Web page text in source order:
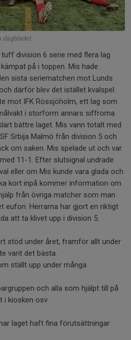
dagbladet
division 6 serie med flera lag
på i toppen. Mis hade
sista seriematchen mot Lunds
därför blev det istället kvalspel.
mot IFK Rössjöholm, ett lag som
i storform annars siffrorna
bättre laget. Mis vann totalt med
Srbija Malmö från division 5 och
om saken. Mis spelade ut och var
11-1. Efter slutsignal undrade
eller om Mis kunde vara glada och
kort inpå kommer information om
från övriga matcher som man
eufori. Herrarna har gjort en riktigt
att ta klivet upp i division 5.
stöd under året, framför allt under
varit det bästa.
ställt upp under många
och alla som hjälpt till på
i kiosken osv.
laget haft fina förutsättningar